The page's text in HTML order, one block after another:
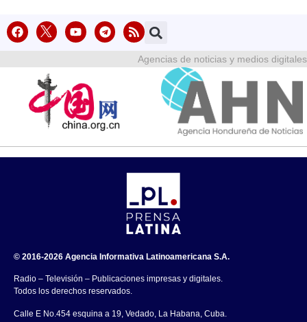
Agencias de noticias y medios digitales
© 2016-2026 Agencia Informativa Latinoamericana S.A.
Radio – Televisión – Publicaciones impresas y digitales.
Todos los derechos reservados.
Calle E No.454 esquina a 19, Vedado, La Habana, Cuba.